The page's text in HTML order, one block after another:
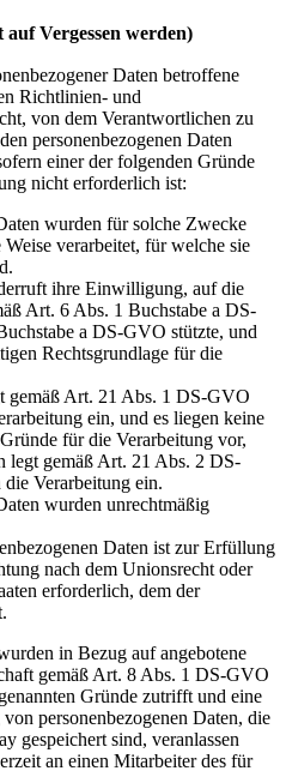
auf Vergessen werden)
Daten betroffene
Richtlinien- und
von dem Verantwortlichen zu
personenbezogenen Daten
einer der folgenden Gründe
nicht erforderlich ist:
wurden für solche Zwecke
verarbeitet, für welche sie
ihre Einwilligung, auf die
Art. 6 Abs. 1 Buchstabe a DS-
a DS-GVO stützte, und
Rechtsgrundlage für die
gemäß Art. 21 Abs. 1 DS-GVO
ein, und es liegen keine
für die Verarbeitung vor,
legt gemäß Art. 21 Abs. 2 DS-
Verarbeitung ein.
wurden unrechtmäßig
Daten ist zur Erfüllung
nach dem Unionsrecht oder
erforderlich, dem der
in Bezug auf angebotene
gemäß Art. 8 Abs. 1 DS-GVO
Gründe zutrifft und eine
personenbezogenen Daten, die
gespeichert sind, veranlassen
an einen Mitarbeiter des für